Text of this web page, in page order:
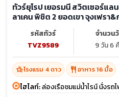
ทัวร์ยุโรป เยอรมนี สวิตเซอร์แล
ลาเคน พิชิต 2 ยอดเขา จุงเฟรา
รหัสทัวร์
TVZ9589
จำนวน
9 วัน 6
hotel_classโรงแรม 4 ดาว restaurant อาหาร 16 มื้อ
ไฮไลท์:ล่องเรือชมแม่น้ำไรน์ นั่งรถ